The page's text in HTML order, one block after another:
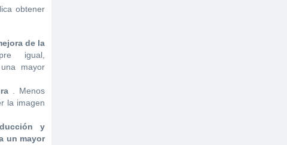
obtener
de la
igual,
mayor
. Menos
la imagen
y
un mayor